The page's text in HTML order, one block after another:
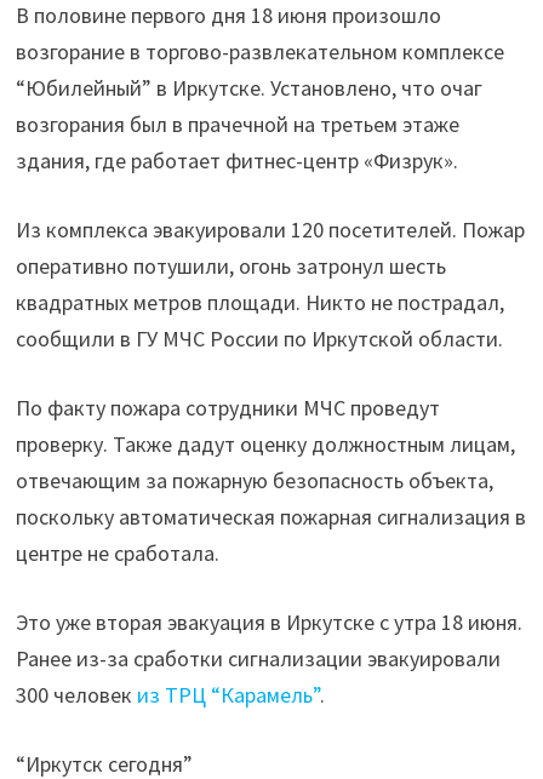
“Юбилейный”
в
Иркутске
из-
за
В половине первого дня 18 июня произошло
возгорание в торгово-развлекательном комплексе
“Юбилейный” в Иркутске. Установлено, что очаг
возгорания был в прачечной на третьем этаже
здания, где работает фитнес-центр «Физрук».
Из комплекса эвакуировали 120 посетителей. Пожар
оперативно потушили, огонь затронул шесть
квадратных метров площади. Никто не пострадал,
сообщили в ГУ МЧС России по Иркутской области.
По факту пожара сотрудники МЧС проведут
проверку. Также дадут оценку должностным лицам,
отвечающим за пожарную безопасность объекта,
поскольку автоматическая пожарная сигнализация в
центре не сработала.
Это уже вторая эвакуация в Иркутске с утра 18 июня.
Ранее из-за сработки сигнализации эвакуировали
300 человек из ТРЦ “Карамель”.
“Иркутск сегодня”